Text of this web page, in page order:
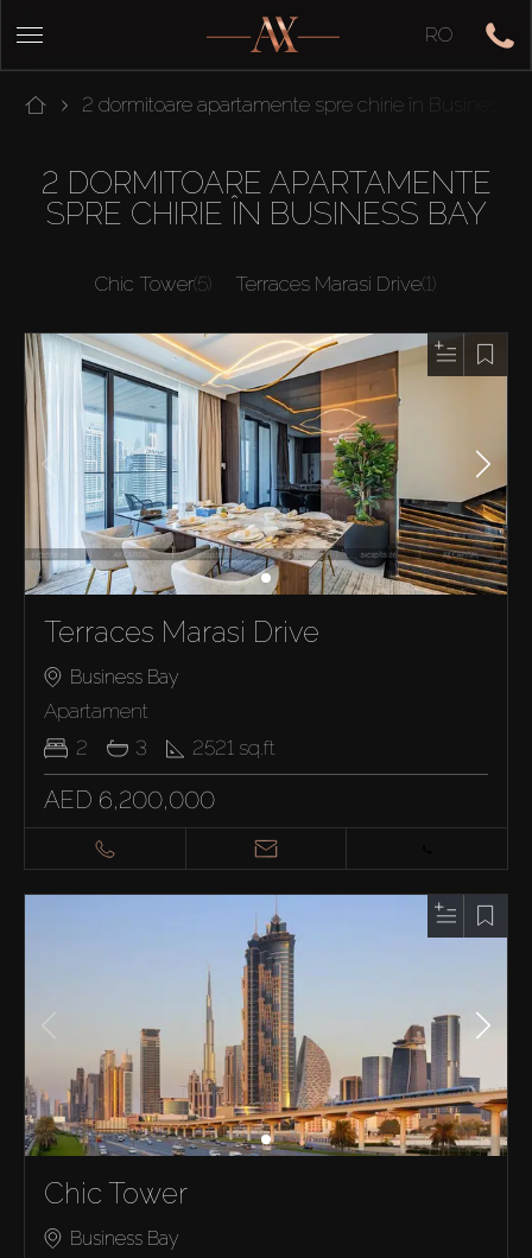
RO
2 dormitoare apartamente spre chirie în Business
2 DORMITOARE APARTAMENTE
SPRE CHIRIE ÎN BUSINESS BAY
Chic Tower(5) Terraces Marasi Drive(1)
Terraces Marasi Drive
Business Bay
Apartament
2
3 2521 sq.ft
AED 6,200,000
Chic Tower
Business Bay